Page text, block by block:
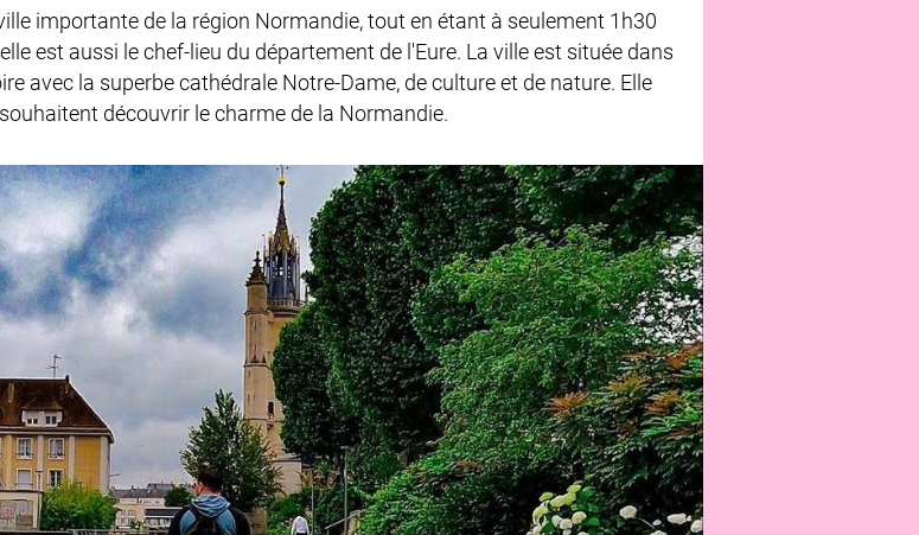
importante de la région Normandie, tout en étant à seulement 1h30
est aussi le chef-lieu du département de l'Eure. La ville est située dans
avec la superbe cathédrale Notre-Dame, de culture et de nature. Elle
découvrir le charme de la Normandie.